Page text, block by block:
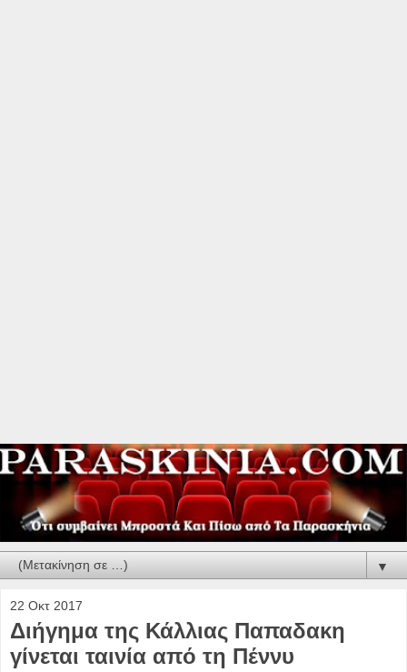
▼
22 Οκτ 2017
Διήγημα της Κάλλιας Παπαδακη
γίνεται ταινία από τη Πέννυ